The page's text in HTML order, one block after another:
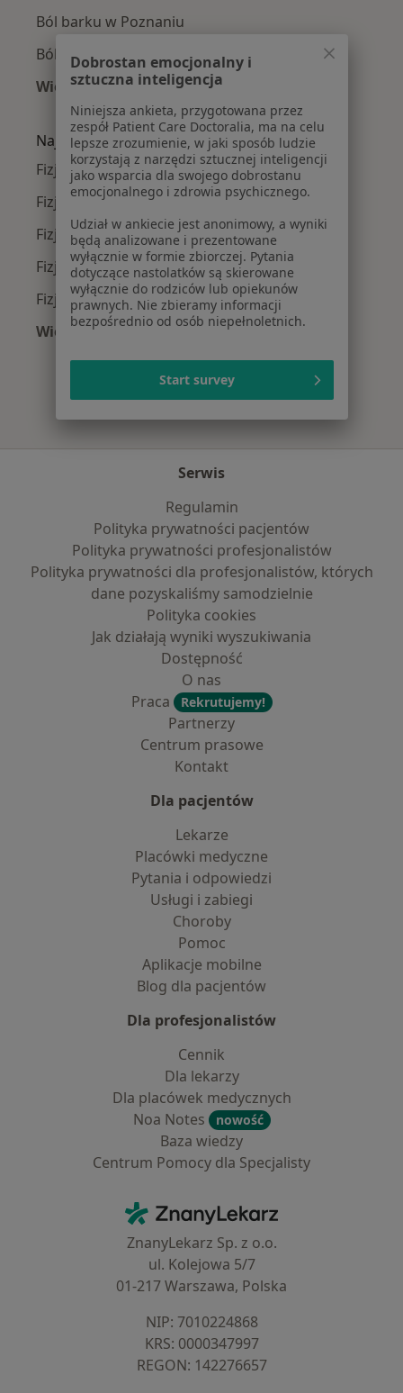
Ból barku w Poznaniu
Ból kolana w Poznaniu
Więcej (15)
Więcej w kategorii: Najczęście leczone
Najpopularniejsze ubezpieczenia
Fizjoterapeuci z Allianz w Poznaniu
Fizjoterapeuci z PZU Zdrowie w Poznaniu
Fizjoterapeuci z Enel-med w Poznaniu
Fizjoterapeuci z TELEMEDI w Poznaniu
Fizjoterapeuci z LUX MED w Poznaniu
Więcej (8)
Serwis
Regulamin
Polityka prywatności pacjentów
Polityka prywatności profesjonalistów
Polityka prywatności dla profesjonalistów, których
dane pozyskaliśmy samodzielnie
Polityka cookies
Jak działają wyniki wyszukiwania
Dostępność
O nas
Praca
Rekrutujemy!
Partnerzy
Centrum prasowe
Kontakt
Dla pacjentów
Lekarze
Placówki medyczne
Pytania i odpowiedzi
Usługi i zabiegi
Choroby
Pomoc
Aplikacje mobilne
Blog dla pacjentów
Dla profesjonalistów
Cennik
Dla lekarzy
Dla placówek medycznych
Noa Notes
nowość
Baza wiedzy
Centrum Pomocy dla Specjalisty
ZnanyLekarz - Strona główna
ZnanyLekarz Sp. z o.o.
ul. Kolejowa 5/7
01-217 Warszawa, Polska
NIP: ⁠7010224868
KRS: ⁠0000347997
REGON: ⁠142276657
Dobrostan emocjonalny i
sztuczna inteligencja
Niniejsza ankieta, przygotowana przez
zespół Patient Care Doctoralia, ma na celu
lepsze zrozumienie, w jaki sposób ludzie
korzystają z narzędzi sztucznej inteligencji
jako wsparcia dla swojego dobrostanu
emocjonalnego i zdrowia psychicznego.
Udział w ankiecie jest anonimowy, a wyniki
będą analizowane i prezentowane
wyłącznie w formie zbiorczej. Pytania
dotyczące nastolatków są skierowane
wyłącznie do rodziców lub opiekunów
prawnych. Nie zbieramy informacji
bezpośrednio od osób niepełnoletnich.
Start survey